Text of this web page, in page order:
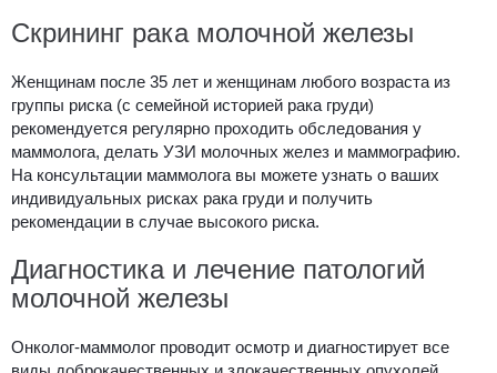
Скрининг рака молочной железы
Женщинам после 35 лет и женщинам любого возраста из
группы риска (с семейной историей рака груди)
рекомендуется регулярно проходить обследования у
маммолога, делать УЗИ молочных желез и маммографию.
На консультации маммолога вы можете узнать о ваших
индивидуальных рисках рака груди и получить
рекомендации в случае высокого риска.
Диагностика и лечение патологий
молочной железы
Онколог-маммолог проводит осмотр и диагностирует все